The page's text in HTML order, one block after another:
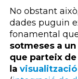
No obstant
dades puguin
fonamental
sotmeses a
que parteix
la